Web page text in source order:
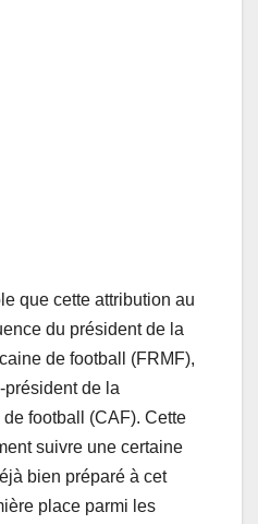
que cette attribution au
du président de la
de football (FRMF),
président de la
football (CAF). Cette
suivre une certaine
bien préparé à cet
place parmi les